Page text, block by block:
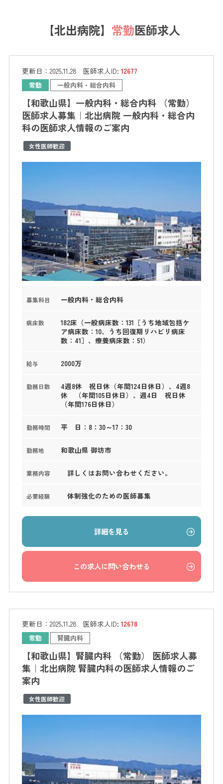
【北出病院】 常勤医師求人
更新日： 2025.11.28 医師求人ID:12677
常勤 一般内科・総合内科
【和歌山県】一般内科・総合内科 （常勤）
医師求人募集｜北出病院 一般内科・総合内
科の医師求人情報のご案内
女性医師歓迎
募集科目 一般内科・総合内科
病床数
182床（一般病床数：131［うち地域包括ケ
ア病床数：10、うち回復期リハビリ病床
数：41］、療養病床数：51）
給与 2000万
勤務日数
4週8休 祝日休（年間124日休日）、4週8
休 （年間105日休日）、週4日 祝日休
（年間176日休日）
勤務時間 平 日：8：30～17：30
勤務地 和歌山県 御坊市
業務内容 詳しくはお問い合わせください。
必要経験 体制強化のための医師募集
詳細を見る
この求人に問い合わせる
更新日： 2025.11.28 医師求人ID:12678
常勤 腎臓内科
【和歌山県】腎臓内科 （常勤） 医師求人募
集｜北出病院 腎臓内科の医師求人情報のご
案内
女性医師歓迎